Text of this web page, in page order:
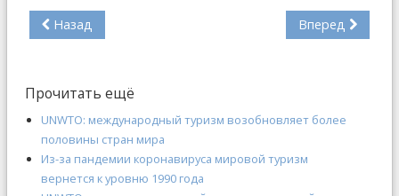
Назад Вперед
Прочитать ещё
UNWTO: международный туризм возобновляет более
половины стран мира
Из-за пандемии коронавируса мировой туризм
вернется к уровню 1990 года